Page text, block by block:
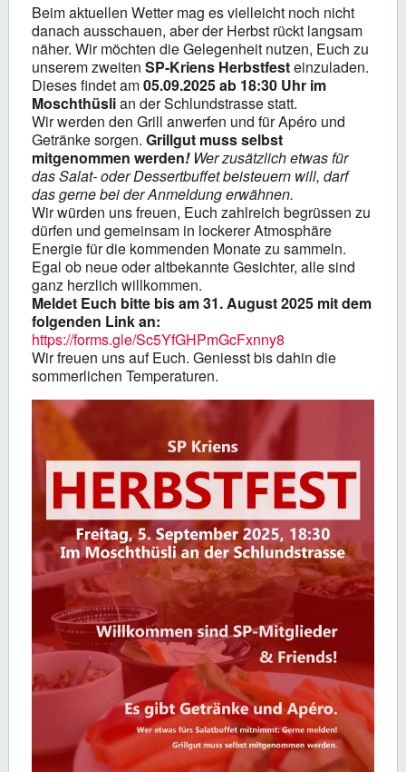
Beim aktuellen Wetter mag es vielleicht noch nicht
danach ausschauen, aber der Herbst rückt langsam
näher. Wir möchten die Gelegenheit nutzen, Euch zu
unserem zweiten SP-Kriens Herbstfesteinzuladen.
Dieses findet am05.09.2025 ab 18:30 Uhr im
Moschthüslian der Schlundstrasse statt.
Wir werden den Grill anwerfen und für Apéro und
Getränke sorgen. Grillgut muss selbst
mitgenommen werden!Wer zusätzlich etwas für
das Salat- oder Dessertbuffet beisteuern will, darf
das gerne bei der Anmeldung erwähnen.
Wir würden uns freuen, Euch zahlreich begrüssen zu
dürfen und gemeinsam in lockerer Atmosphäre
Energie für die kommenden Monate zu sammeln.
Egal ob neue oder altbekannte Gesichter, alle sind
ganz herzlich willkommen.
Meldet Euch bitte bis am 31. August 2025 mit dem
folgenden Link an:
https://forms.gle/Sc5YfGHPmGcFxnny8
Wir freuen uns auf Euch. Geniesst bis dahin die
sommerlichen Temperaturen.